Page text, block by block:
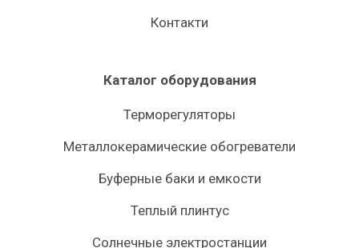
Контакти
Каталог оборудования
Терморегуляторы
Металлокерамические обогреватели
Буферные баки и емкости
Теплый плинтус
Солнечные электростанции